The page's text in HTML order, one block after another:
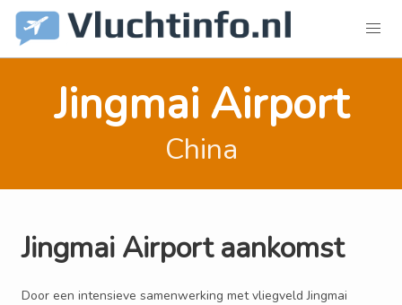
Jingmai Airport
China
Jingmai Airport aankomst
Door een intensieve samenwerking met vliegveld Jingmai